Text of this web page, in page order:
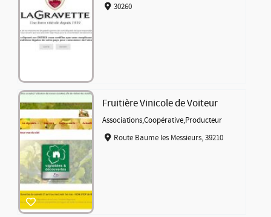
30260
Fruitière Vinicole de Voiteur
Associations,Coopérative,Producteur
Route Baume les Messieurs, 39210